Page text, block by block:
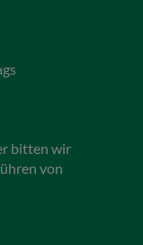
bitten wir
von